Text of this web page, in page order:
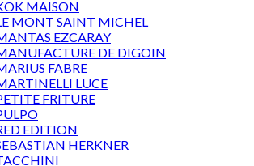
MAISON
MONT SAINT MICHEL
EZCARAY
DE DIGOIN
FABRE
LUCE
FRITURE
EDITION
HERKNER